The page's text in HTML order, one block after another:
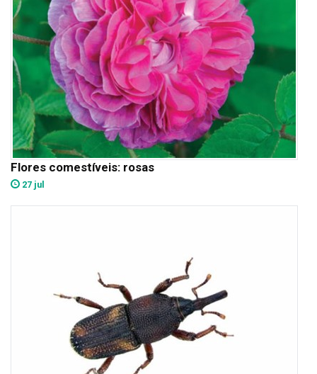
Flores comestíveis: rosas
27 jul